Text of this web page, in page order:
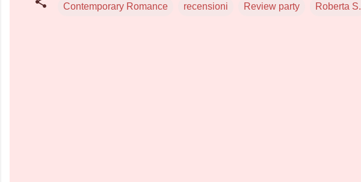
Contemporary Romance recensioni Review party Roberta S.